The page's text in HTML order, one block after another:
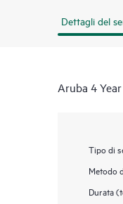
Dettagli del
Aruba 4
Tipo di
Metodo
Durata